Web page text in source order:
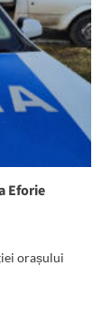
Eforie
orașului